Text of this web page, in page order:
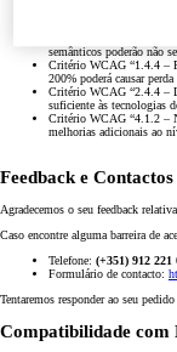
Critério WCAG “1.1.1 –
semânticos poderão não
Critério WCAG “1.4.4 –
200% poderá causar
Critério WCAG “2.4.4 –
suficiente às tecnologias
Critério WCAG “4.1.2 –
melhorias adicionais ao
Feedback e Contactos
Agradecemos o seu feedback
Caso encontre alguma barreira de
Telefone: (+351) 912 221
Formulário de contacto:
Tentaremos responder ao seu
Compatibilidade com